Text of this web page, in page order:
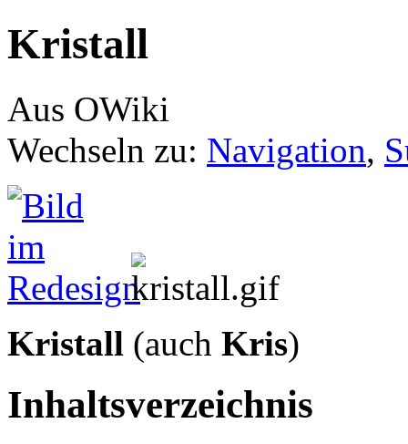
Kristall
Aus OWiki
Wechseln zu: Navigation,
Kristall (auch Kris)
Inhaltsverzeichnis